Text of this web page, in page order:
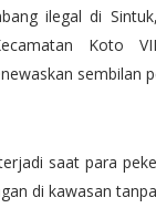
ilegal di
Koto
sembilan
saat para
di kawasan